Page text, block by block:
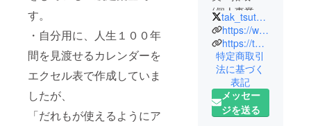
す。
・自分用に、人生１００年
間を見渡せるカレンダーを
エクセル表で作成していま
したが、
「だれもが使えるようにア
(個人事業主)
・普段は
「住宅設計
の仕事」や
「建築を巡
る旅行」を
している一
級建築士で
tak_tsutsumi
https://www.youtube.com/channel/UCnkGjwqiNZdJBOIJtUUmQiw
https://twitter.com/tak_tsutsumi
特定商取引
法に基づく
表記
メッセー
ジを送る